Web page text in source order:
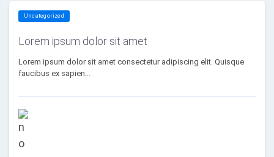
Uncategorized
Lorem ipsum dolor sit amet
Lorem ipsum dolor sit amet consectetur adipiscing elit. Quisque
faucibus ex sapien…